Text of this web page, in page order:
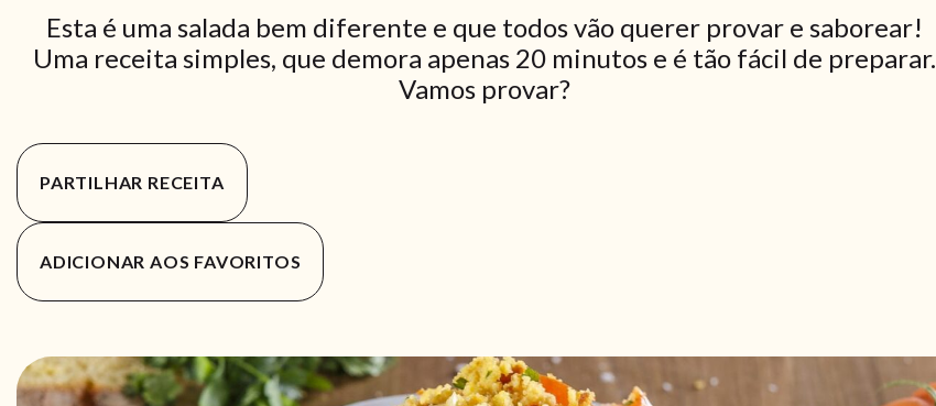
Esta é uma salada bem diferente e que todos vão querer provar e saborear!
Uma receita simples, que demora apenas 20 minutos e é tão fácil de preparar.
Vamos provar?
PARTILHAR RECEITA
ADICIONAR AOS FAVORITOS